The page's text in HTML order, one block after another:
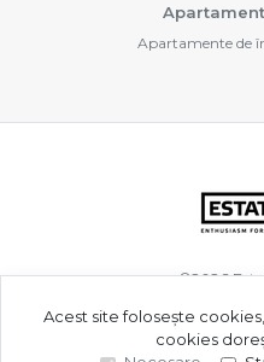
Apartamente de
©2026
Site creat în
Acest site folosește cookies,
cookies